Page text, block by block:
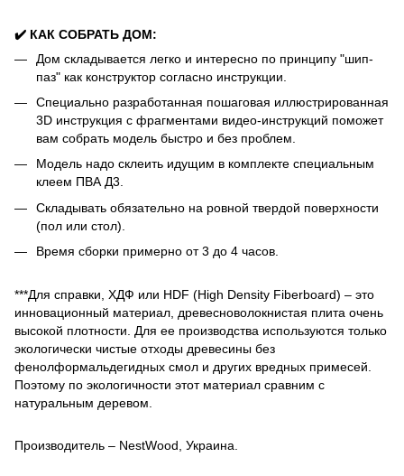
✔️ КАК СОБРАТЬ ДОМ:
Дом складывается легко и интересно по принципу "шип-
паз" как конструктор согласно инструкции.
Специально разработанная пошаговая иллюстрированная
3D инструкция с фрагментами видео-инструкций поможет
вам собрать модель быстро и без проблем.
Модель надо склеить идущим в комплекте специальным
клеем ПВА Д3.
Складывать обязательно на ровной твердой поверхности
(пол или стол).
Время сборки примерно от 3 до 4 часов.
***Для справки, ХДФ или HDF (High Density Fiberboard) – это
инновационный материал, древесноволокнистая плита очень
высокой плотности. Для ее производства используются только
экологически чистые отходы древесины без
фенолформальдегидных смол и других вредных примесей.
Поэтому по экологичности этот материал сравним с
натуральным деревом.
Производитель – NestWood, Украина.